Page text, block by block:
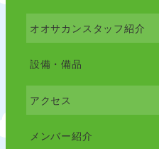
オオサカンスタッフ紹介
設備・備品
アクセス
メンバー紹介